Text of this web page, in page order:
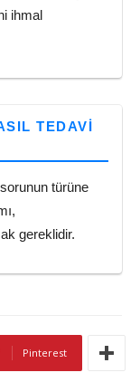
ihmal
TEDAVI
türüne
gereklidir.
Pinterest